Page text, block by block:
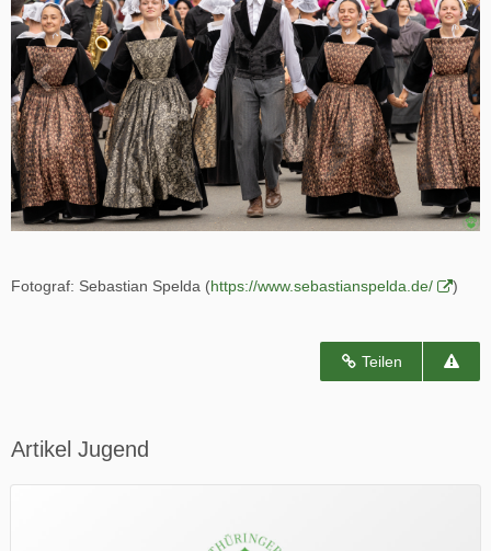
Fotograf: Sebastian Spelda (https://www.sebastianspelda.de/ )
Teilen
Artikel Jugend